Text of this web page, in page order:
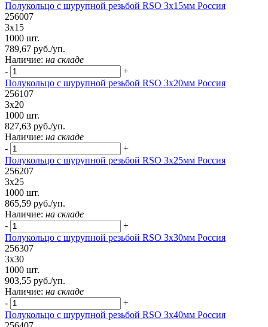
Полукольцо с шурупной резьбой RSO 3х15мм Россия
256007
3х15
1000 шт.
789,67 руб./уп.
Наличие: на складе
-
+
Полукольцо с шурупной резьбой RSO 3х20мм Россия
256107
3х20
1000 шт.
827,63 руб./уп.
Наличие: на складе
-
+
Полукольцо с шурупной резьбой RSO 3х25мм Россия
256207
3х25
1000 шт.
865,59 руб./уп.
Наличие: на складе
-
+
Полукольцо с шурупной резьбой RSO 3х30мм Россия
256307
3х30
1000 шт.
903,55 руб./уп.
Наличие: на складе
-
+
Полукольцо с шурупной резьбой RSO 3x40мм Россия